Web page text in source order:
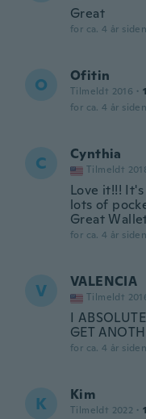
Great
for ca. 4 år siden
O Ofitin
Tilmeldt 2016 ·
for ca. 4 år siden
C Cynthia
Tilmeldt
Love it!!!
lots of
Great
for ca. 4 år siden
V VALENCIA
Tilmeldt
I
GET
for ca. 4 år siden
K Kim
Tilmeldt 2022 ·